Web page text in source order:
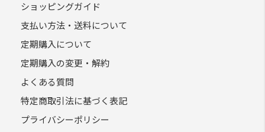
ショッピングガイド
支払い方法・送料について
定期購入について
定期購入の変更・解約
よくある質問
特定商取引法に基づく表記
プライバシーポリシー